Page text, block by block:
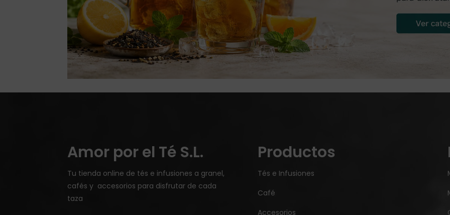
Amor por el Té S.L.
Tu tienda online de tés e infusiones a granel,
cafés y accesorios para disfrutar de cada
taza
Productos
Tés e Infusiones
Café
Accesorios